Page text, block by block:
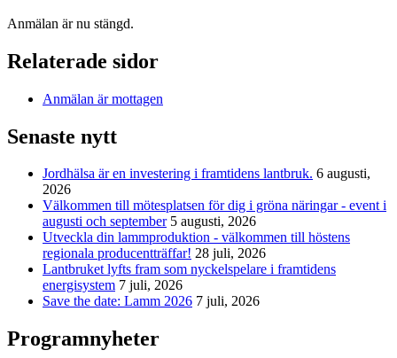
Anmälan är nu stängd.
Relaterade sidor
Anmälan är mottagen
Senaste nytt
Jordhälsa är en investering i framtidens lantbruk. 6 augusti,
2026
Välkommen till mötesplatsen för dig i gröna näringar - event i
augusti och september 5 augusti, 2026
Utveckla din lammproduktion - välkommen till höstens
regionala producentträffar! 28 juli, 2026
Lantbruket lyfts fram som nyckelspelare i framtidens
energisystem 7 juli, 2026
Save the date: Lamm 2026 7 juli, 2026
Programnyheter